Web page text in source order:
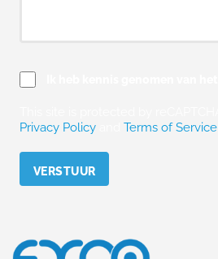
Privacy Policy
Terms of Service